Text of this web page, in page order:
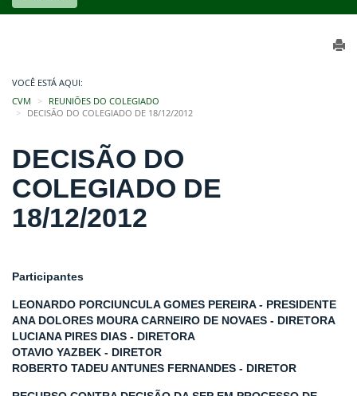
VOCÊ ESTÁ AQUI:
CVM
REUNIÕES DO COLEGIADO
DECISÃO DO COLEGIADO DE 18/12/2012
DECISÃO DO
COLEGIADO DE
18/12/2012
Participantes
LEONARDO PORCIUNCULA GOMES PEREIRA - PRESIDENTE
ANA DOLORES MOURA CARNEIRO DE NOVAES - DIRETORA
LUCIANA PIRES DIAS - DIRETORA
OTAVIO YAZBEK - DIRETOR
ROBERTO TADEU ANTUNES FERNANDES - DIRETOR